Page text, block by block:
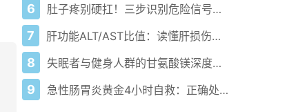
6 肚子疼别硬扛！三步识别危险信号，守护胃肠健康
7 肝功能ALT/AST比值：读懂肝损伤信号
8 失眠者与健身人群的甘氨酸镁深度指南：从助眠到缓解肌肉酸痛
9 急性肠胃炎黄金4小时自救：正确处置与误区避坑关键